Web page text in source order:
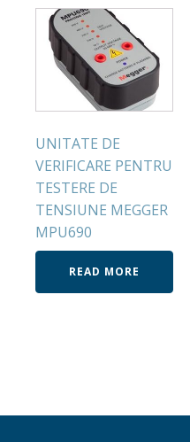
UNITATE DE
VERIFICARE PENTRU
TESTERE DE
TENSIUNE MEGGER
MPU690
READ MORE